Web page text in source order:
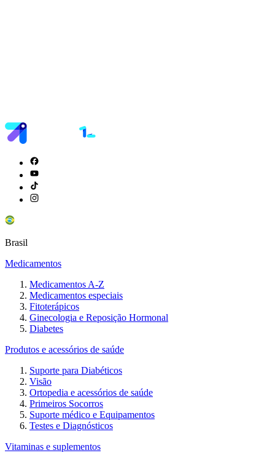
Brasil
Medicamentos
Medicamentos A-Z
Medicamentos especiais
Fitoterápicos
Ginecologia e Reposição Hormonal
Diabetes
Produtos e acessórios de saúde
Suporte para Diabéticos
Visão
Ortopedia e acessórios de saúde
Primeiros Socorros
Suporte médico e Equipamentos
Testes e Diagnósticos
Vitaminas e suplementos